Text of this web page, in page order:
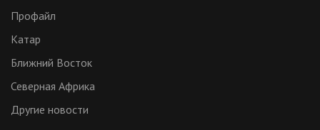
Профайл
Катар
Ближний Восток
Северная Африка
Другие новости